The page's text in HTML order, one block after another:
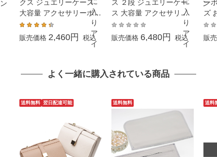
クス ジュエリーケース
大容量 アクセサリーボッ
クス トラベル
販売価格 2,460円 税込
ス ２段 ジュエリーケー
ス 大容量 アクセサリー
ボックス トラベル
販売価格 6,480円 税込
ー
ズ
ケ
容
フ
販
よく一緒に購入されている商品
送料無料 翌日配達可能 送料無料 送料